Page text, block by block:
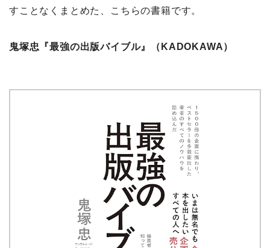
すことなくまとめた、こちらの書籍です。
鬼塚忠『最強の出版バイブル』 （KADOKAWA）